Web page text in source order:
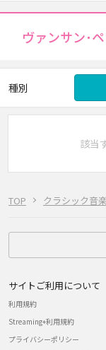
TOP クラシック音楽
ヴァンサン･
種別
該当
サイトご利用について
利用規約
Streaming+利用規約
プライバシーポリシー